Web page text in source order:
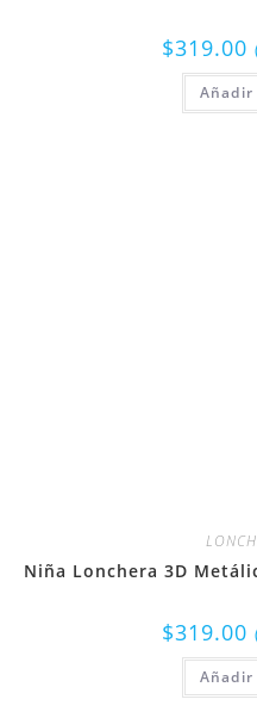
$319.00
Niña Lonchera 3D
$319.00